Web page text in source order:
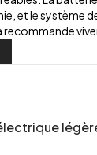
et le système
recommande